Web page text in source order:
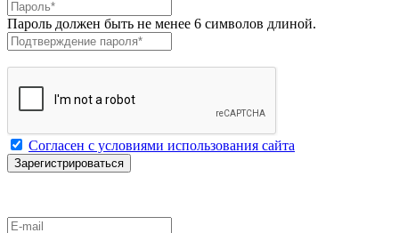
Пароль*
Пароль должен быть не менее 6 символов длиной.
Подтверждение пароля
Согласен с условиями использования сайта
E-mail